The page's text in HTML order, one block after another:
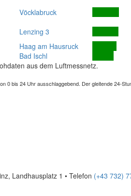
Vöcklabruck
Lenzing 3
Haag am Hausruck
Bad Ischl
aus dem Luftmessnetz.
0 bis 24 Uhr ausschlaggebend. Der gleitende 24-
Landhausplatz 1 • Telefon (+43 732)